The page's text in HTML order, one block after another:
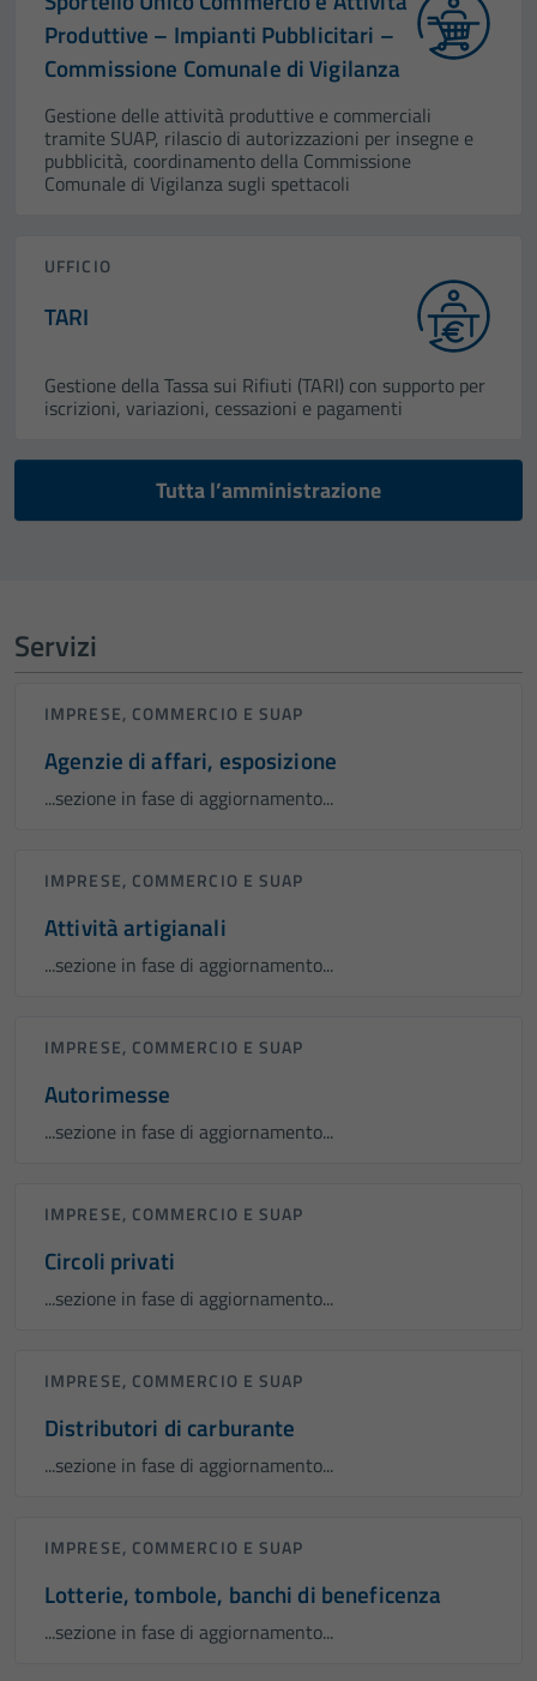
Produttive – Impianti Pubblicitari –
Commissione Comunale di Vigilanza
Gestione delle attività produttive e commerciali
tramite SUAP, rilascio di autorizzazioni per insegne e
pubblicità, coordinamento della Commissione
Comunale di Vigilanza sugli spettacoli
UFFICIO
TARI
Gestione della Tassa sui Rifiuti (TARI) con supporto per
iscrizioni, variazioni, cessazioni e pagamenti
Tutta l’amministrazione
Servizi
IMPRESE, COMMERCIO E SUAP
Agenzie di affari, esposizione
...sezione in fase di aggiornamento...
IMPRESE, COMMERCIO E SUAP
Attività artigianali
...sezione in fase di aggiornamento...
IMPRESE, COMMERCIO E SUAP
Autorimesse
...sezione in fase di aggiornamento...
IMPRESE, COMMERCIO E SUAP
Circoli privati
...sezione in fase di aggiornamento...
IMPRESE, COMMERCIO E SUAP
Distributori di carburante
...sezione in fase di aggiornamento...
IMPRESE, COMMERCIO E SUAP
Lotterie, tombole, banchi di beneficenza
...sezione in fase di aggiornamento...